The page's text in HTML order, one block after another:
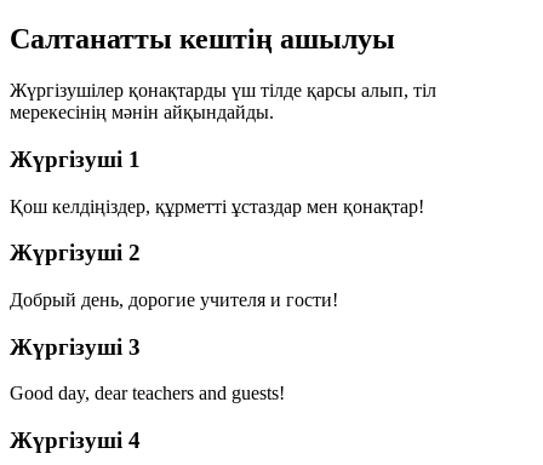
Салтанатты кештің ашылуы
Жүргізушілер қонақтарды үш тілде қарсы алып, тіл
мерекесінің мәнін айқындайды.
Жүргізуші 1
Қош келдіңіздер, құрметті ұстаздар мен қонақтар!
Жүргізуші 2
Добрый день, дорогие учителя и гости!
Жүргізуші 3
Good day, dear teachers and guests!
Жүргізуші 4